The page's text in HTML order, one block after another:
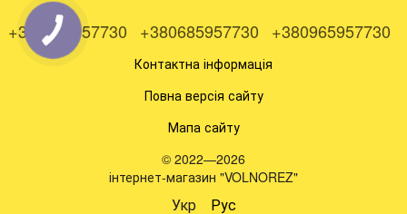
+380505957730 +380685957730 +380965957730
Контактна інформація
Повна версія сайту
Мапа сайту
© 2022—2026
інтернет-магазин "VOLNOREZ"
Укр Рус